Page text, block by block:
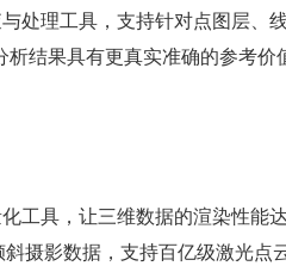
处理工具，支持针对点图层、
结果具有更真实准确的参考价
工具，让三维数据的渲染性能
摄影数据，支持百亿级激光点